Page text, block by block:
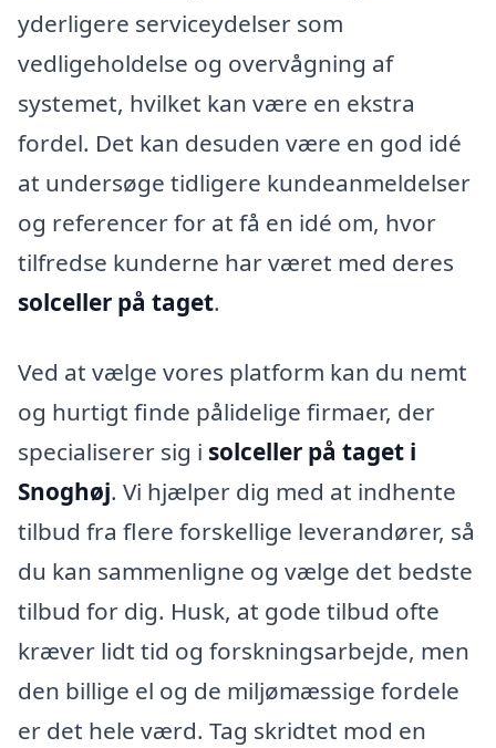
yderligere serviceydelser som
vedligeholdelse og overvågning af
systemet, hvilket kan være en ekstra
fordel. Det kan desuden være en god idé
at undersøge tidligere kundeanmeldelser
og referencer for at få en idé om, hvor
tilfredse kunderne har været med deres
solceller på taget.
Ved at vælge vores platform kan du nemt
og hurtigt finde pålidelige firmaer, der
specialiserer sig i solceller på taget i
Snoghøj. Vi hjælper dig med at indhente
tilbud fra flere forskellige leverandører, så
du kan sammenligne og vælge det bedste
tilbud for dig. Husk, at gode tilbud ofte
kræver lidt tid og forskningsarbejde, men
den billige el og de miljømæssige fordele
er det hele værd. Tag skridtet mod en